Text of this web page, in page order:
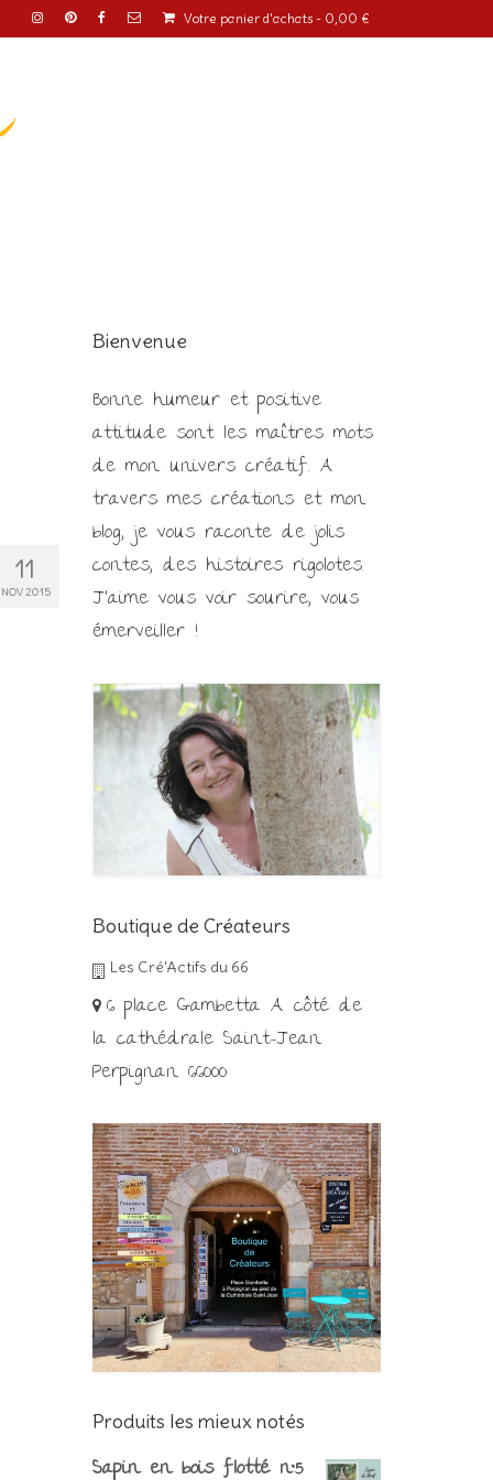
Votre panier d'achats - 0,00 €
11
NOV 2015
Bienvenue
Bonne humeur et positive
attitude sont les maîtres mots
de mon univers créatif. A
travers mes créations et mon
blog, je vous raconte de jolis
contes, des histoires rigolotes.
J'aime vous voir sourire, vous
émerveiller !
Boutique de Créateurs
Les Cré'Actifs du 66
6 place Gambetta A côté de
la cathédrale Saint-Jean
Perpignan 66000
Produits les mieux notés
Sapin en bois flotté n°5